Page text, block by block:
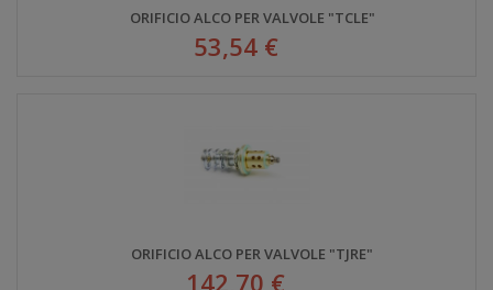
ORIFICIO ALCO PER VALVOLE "TCLE"
53,54 €
ORIFICIO ALCO PER VALVOLE "TJRE"
142,70 €